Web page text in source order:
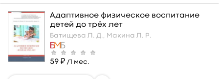
Адаптивное физическое воспитание
детей до трёх лет
Батищева Л. Д., Макина Л. Р.
59 ₽ /1 мес.